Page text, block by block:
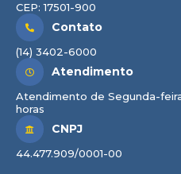
CEP: 17501-900
Contato
(14) 3402-6000
Atendimento
Atendimento de Segunda-
horas
CNPJ
44.477.909/0001-00